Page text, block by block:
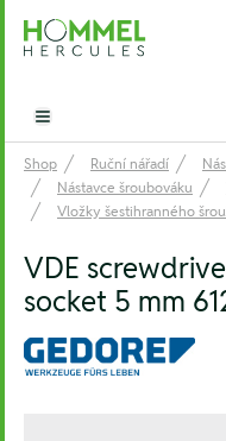
Hommel Hercules
Open main menu
Shop Ruční nářadí
Nástavce šroubováku
Vložky šestihranného
VDE
socket 5 mm